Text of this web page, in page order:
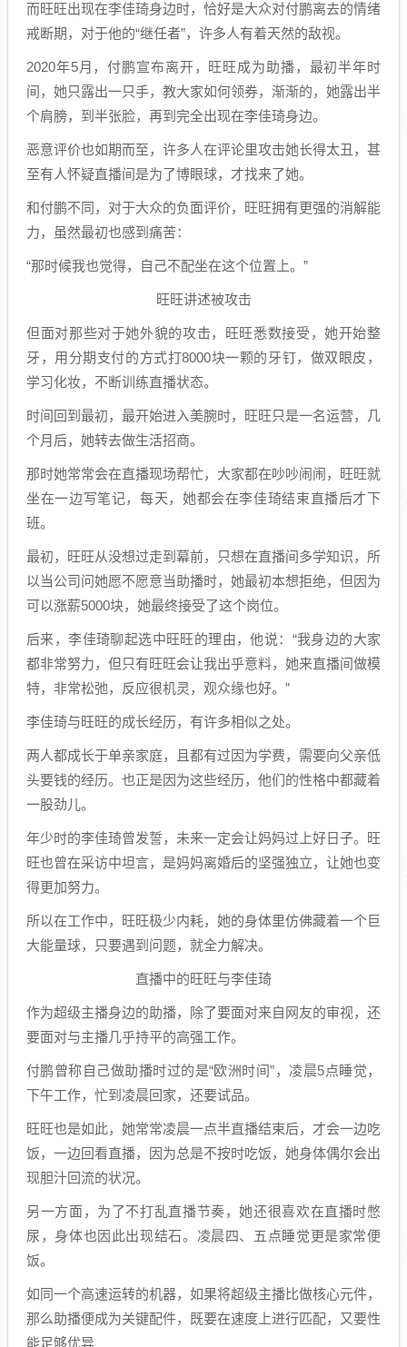
而旺旺出现在李佳琦身边时，恰好是大众对付鹏离去的情绪
戒断期，对于他的“继任者”，许多人有着天然的敌视。
2020年5月，付鹏宣布离开，旺旺成为助播，最初半年时
间，她只露出一只手，教大家如何领券，渐渐的，她露出半
个肩膀，到半张脸，再到完全出现在李佳琦身边。
恶意评价也如期而至，许多人在评论里攻击她长得太丑，甚
至有人怀疑直播间是为了博眼球，才找来了她。
和付鹏不同，对于大众的负面评价，旺旺拥有更强的消解能
力，虽然最初也感到痛苦：
“那时候我也觉得，自己不配坐在这个位置上。”
旺旺讲述被攻击
但面对那些对于她外貌的攻击，旺旺悉数接受，她开始整
牙，用分期支付的方式打8000块一颗的牙钉，做双眼皮，
学习化妆，不断训练直播状态。
时间回到最初，最开始进入美腕时，旺旺只是一名运营，几
个月后，她转去做生活招商。
那时她常常会在直播现场帮忙，大家都在吵吵闹闹，旺旺就
坐在一边写笔记，每天，她都会在李佳琦结束直播后才下
班。
最初，旺旺从没想过走到幕前，只想在直播间多学知识，所
以当公司问她愿不愿意当助播时，她最初本想拒绝，但因为
可以涨薪5000块，她最终接受了这个岗位。
后来，李佳琦聊起选中旺旺的理由，他说：“我身边的大家
都非常努力，但只有旺旺会让我出乎意料，她来直播间做模
特，非常松弛，反应很机灵，观众缘也好。”
李佳琦与旺旺的成长经历，有许多相似之处。
两人都成长于单亲家庭，且都有过因为学费，需要向父亲低
头要钱的经历。也正是因为这些经历，他们的性格中都藏着
一股劲儿。
年少时的李佳琦曾发誓，未来一定会让妈妈过上好日子。旺
旺也曾在采访中坦言，是妈妈离婚后的坚强独立，让她也变
得更加努力。
所以在工作中，旺旺极少内耗，她的身体里仿佛藏着一个巨
大能量球，只要遇到问题，就全力解决。
直播中的旺旺与李佳琦
作为超级主播身边的助播，除了要面对来自网友的审视，还
要面对与主播几乎持平的高强工作。
付鹏曾称自己做助播时过的是“欧洲时间”，凌晨5点睡觉，
下午工作，忙到凌晨回家，还要试品。
旺旺也是如此，她常常凌晨一点半直播结束后，才会一边吃
饭，一边回看直播，因为总是不按时吃饭，她身体偶尔会出
现胆汁回流的状况。
另一方面，为了不打乱直播节奏，她还很喜欢在直播时憋
尿，身体也因此出现结石。凌晨四、五点睡觉更是家常便
饭。
如同一个高速运转的机器，如果将超级主播比做核心元件，
那么助播便成为关键配件，既要在速度上进行匹配，又要性
能足够优异